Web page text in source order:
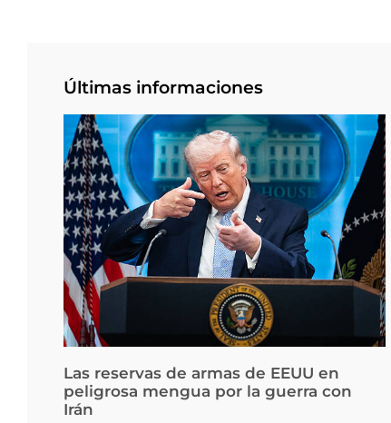
Últimas informaciones
Las reservas de armas de EEUU en
peligrosa mengua por la guerra con
Irán